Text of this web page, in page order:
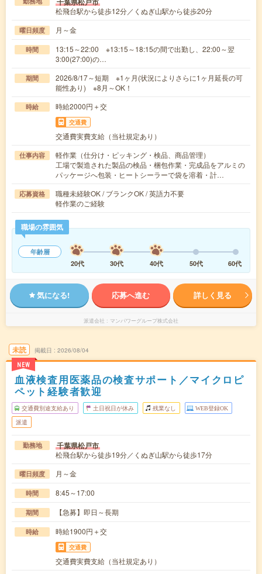
松飛台駅から徒歩12分／くぬぎ山駅から徒歩20分
曜日頻度 月～金
時間
13:15～22:00 ※13:15～18:15の間で出勤し、22:00～翌
3:00(27:00)の…
期間
2026/8/17～短期 ※1ヶ月(状況によりさらに1ヶ月延長の可
能性あり) ※8月～OK！
時給 時給2000円＋交
交通費
交通費実費支給（当社規定あり）
仕事内容
軽作業（仕分け・ピッキング・検品、商品管理）
工場で製造された製品の検品・梱包作業・完成品をアルミの
パッケージへ包装・ヒートシーラーで袋を溶着・計…
応募資格
職種未経験OK / ブランクOK / 英語力不要
軽作業のご経験
職場の雰囲気
年齢層
20代
30代 40代 50代 60代
気になる! 応募へ進む 詳しく見る
派遣会社 マンパワーグループ株式会社
未読
NEW
掲載日 2026/08/04
血液検査用医薬品の検査サポート／マイクロピ
ペット経験者歓迎
交通費別途支給あり 土日祝日が休み 残業なし WEB登録OK
派遣
勤務地 千葉県松戸市
松飛台駅から徒歩19分／くぬぎ山駅から徒歩17分
曜日頻度 月～金
時間 8:45～17:00
期間 【急募】即日～長期
時給 時給1900円＋交
交通費
交通費実費支給（当社規定あり）